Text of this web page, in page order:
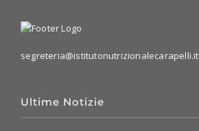
segreteria@istitutonutrizionalecarapelli.it
Ultime Notizie